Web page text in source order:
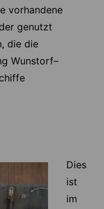
vorhandene
genutzt
die die
Wunstorf–
Dies
ist
im